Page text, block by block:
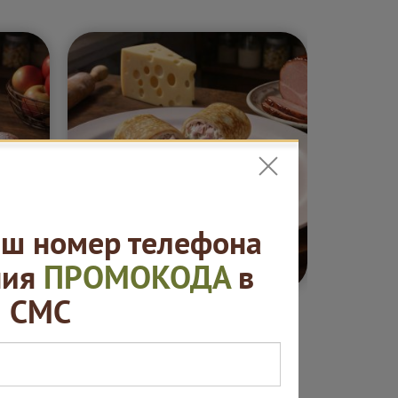
₽ от 420 ₽
номер телефона
ПРОМОКОДАв
СМС